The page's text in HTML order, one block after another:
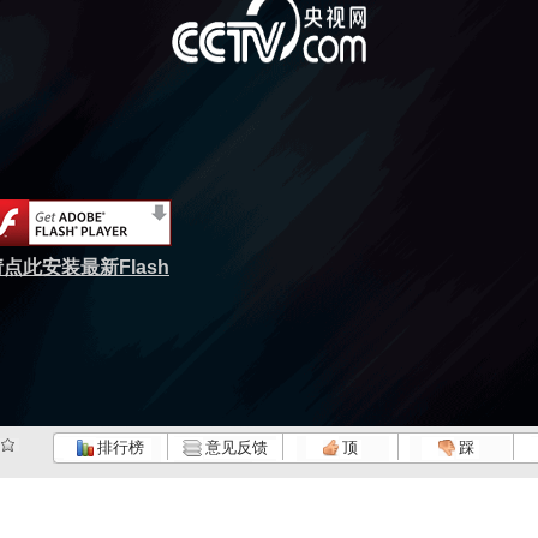
点此安装最新Flash
排行榜 意见反馈 顶 踩